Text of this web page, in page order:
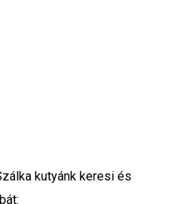
kutyánk keresi és